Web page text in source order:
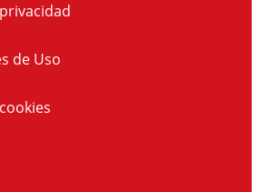
de Uso